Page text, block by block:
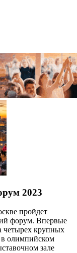
2023
пройдет
форум. Впервые
четырех крупных
в олимпийском
зале